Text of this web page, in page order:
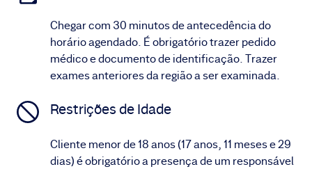
Chegar com 30 minutos de antecedência do
horário agendado. É obrigatório trazer pedido
médico e documento de identificação. Trazer
exames anteriores da região a ser examinada.
Restrições de Idade
Cliente menor de 18 anos (17 anos, 11 meses e 29
dias) é obrigatório a presença de um responsável